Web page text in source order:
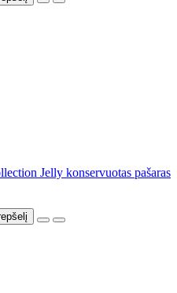
Jelly konservuotas pašaras